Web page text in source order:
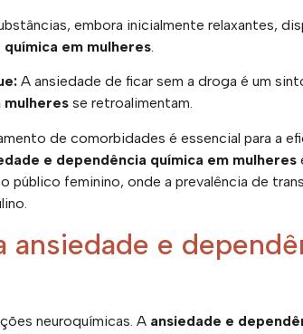
embora inicialmente relaxantes,
em mulheres
A ansiedade de ficar sem a droga é um
mulheres se retroalimentam.
de comorbidades é essencial para a
e dependência química em mulheres
público feminino, onde a prevalência de
ansiedade e
neuroquímicas. A ansiedade e